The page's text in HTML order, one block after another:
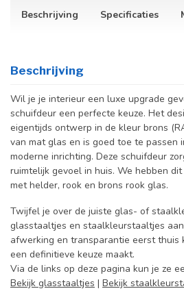
Beschrijving Specificaties
Beschrijving
Wil je je interieur een luxe upgrade
schuifdeur een perfecte keuze. Het
eigentijds ontwerp in de kleur brons
van mat glas en is goed toe te passen
moderne inrichting. Deze schuifdeur
ruimtelijk gevoel in huis. We hebben
met helder, rook en brons rook glas.
Twijfel je over de juiste glas- of
glasstaaltjes en staalkleurstaaltjes
afwerking en transparantie eerst thuis
een definitieve keuze maakt.
Via de links op deze pagina kun je ze
Bekijk glasstaaltjes | Bekijk